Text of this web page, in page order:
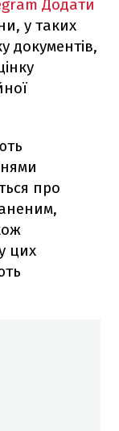
Додати
у таких
документів,
про
цих